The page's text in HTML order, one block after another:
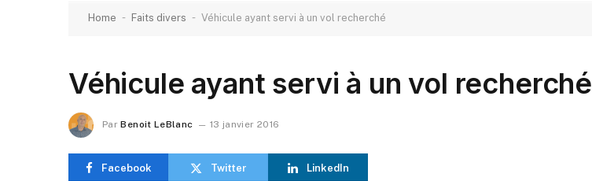
Home - Faits divers - Véhicule ayant servi à un vol recherché
Véhicule ayant servi à un vol recherché
Par Benoit LeBlanc 13 janvier 2016
Facebook Twitter LinkedIn